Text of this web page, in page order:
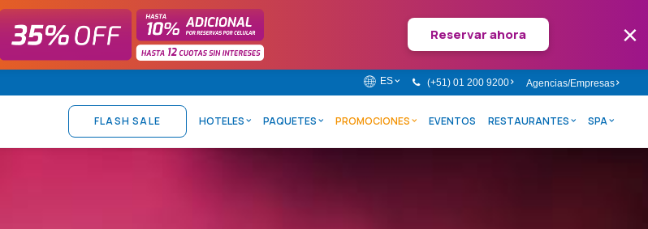
×
Reservar ahora
ES (+51) 01 200 9200 Agencias/Empresas
FLASH SALE HOTELES PAQUETES PROMOCIONES EVENTOS RESTAURANTES SPA